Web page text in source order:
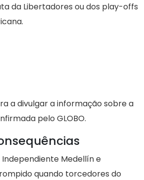
da Libertadores ou dos play-offs
a divulgar a informação sobre a
pelo GLOBO.
Medellín e
quando torcedores do